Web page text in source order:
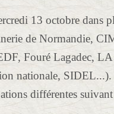
13 octobre dans
de Normandie,
Fouré Lagadec,
nationale, SIDEL...).
différentes